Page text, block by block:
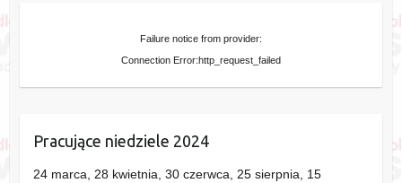
Failure notice from provider:
Connection Error:http_request_failed
Pracujące niedziele 2024
24 marca, 28 kwietnia, 30 czerwca, 25 sierpnia, 15